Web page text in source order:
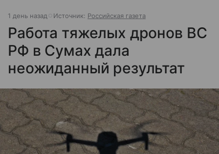
1 день назад Источник: Российская газета
Работа тяжелых дронов ВС
РФ в Сумах дала
неожиданный результат